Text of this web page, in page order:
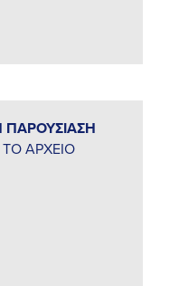
ΠΑΡΟΥΣΙΑΣΗ
ΑΡΧΕΙΟ